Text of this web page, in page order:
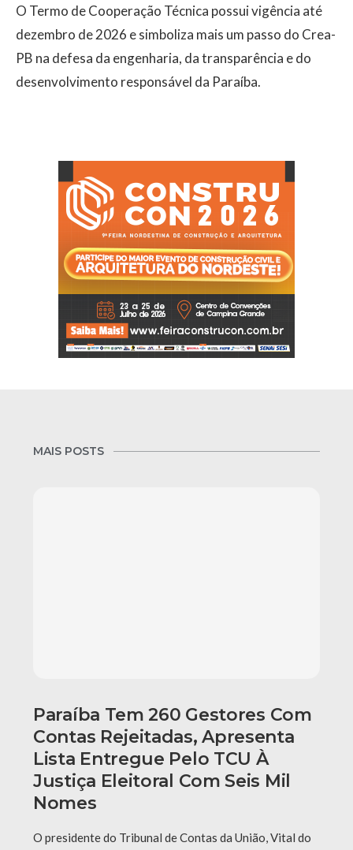
O Termo de Cooperação Técnica possui vigência até
dezembro de 2026 e simboliza mais um passo do Crea-
PB na defesa da engenharia, da transparência e do
desenvolvimento responsável da Paraíba.
MAIS POSTS
Paraíba Tem 260 Gestores Com
Contas Rejeitadas, Apresenta
Lista Entregue Pelo TCU À
Justiça Eleitoral Com Seis Mil
Nomes
O presidente do Tribunal de Contas da União, Vital do